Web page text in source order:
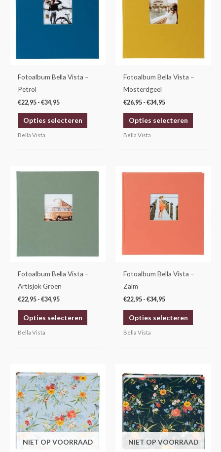
Fotoalbum Bella Vista –
Petrol
€22,95 - €34,95
Opties selecteren
kan
productpagina
Bella Vista
Fotoalbum Bella Vista –
Mosterdgeel
€26,95 - €34,95
Opties selecteren
kan
Bella Vista
Fotoalbum Bella Vista –
Artisjok Groen
€22,95 - €34,95
Prijsklasse:
€34,95
Opties selecteren
Dit
kan
de
productpagina
Bella Vista
Fotoalbum Bella Vista –
Zalm
€22,95 - €34,95
€34,95
Opties selecteren
Dit
de
Bella Vista
NIET OP VOORRAAD NIET OP VOORRAAD